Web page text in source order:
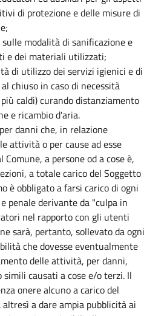
di protezione e delle misure di
modalità di sanificazione e
e dei materiali utilizzati;
di utilizzo dei servizi igienici e di
chiuso in caso di necessità
caldi) curando distanziamento
e ricambio d'aria.
danni che, in relazione
attività o per cause ad esse
a persone od a cose è,
a totale carico del Soggetto
è obbligato a farsi carico di ogni
penale derivante da "culpa in
nel rapporto con gli utenti
sarà, pertanto, sollevato da ogni
che dovesse eventualmente
delle attività, per danni,
causati a cose e/o terzi. Il
onere alcuno a carico del
altresì a dare ampia pubblicità ai